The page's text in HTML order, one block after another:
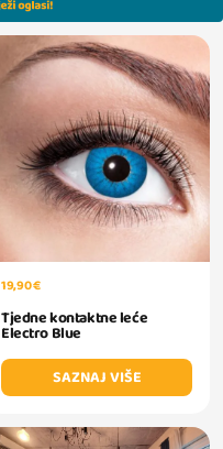
19,90 €
Tjedne kontaktne leće
Electro Blue
SAZNAJ VIŠE